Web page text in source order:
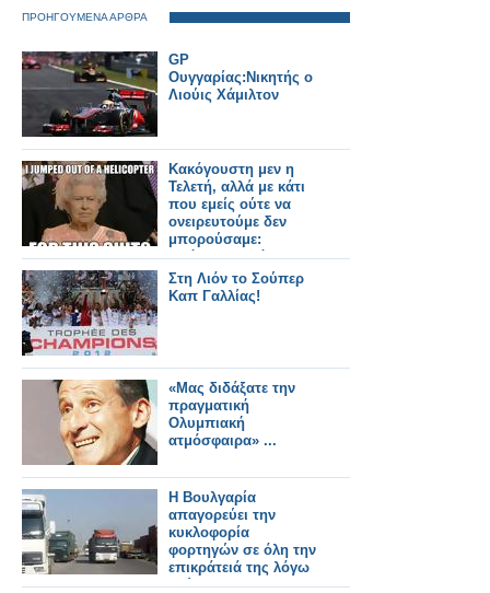
ΠΡΟΗΓΟΥΜΕΝΑ ΑΡΘΡΑ
GP
Ουγγαρίας:Νικητής ο
Λιούις Χάμιλτον
Κακόγουστη μεν η
Τελετή, αλλά με κάτι
που εμείς ούτε να
ονειρευτούμε δεν
μπορούσαμε:
μπόλικο παρόν.
Στη Λιόν το Σούπερ
Καπ Γαλλίας!
«Μας διδάξατε την
πραγματική
Ολυμπιακή
ατμόσφαιρα» ...
Η Βουλγαρία
απαγορεύει την
κυκλοφορία
φορτηγών σε όλη την
επικράτειά της λόγω
καύσωνα